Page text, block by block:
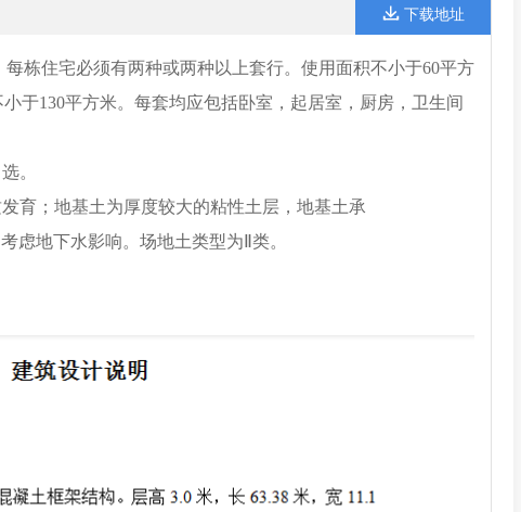
下载地址
栋住宅必须有两种或两种以上套行。使用面积不小于60平方
于130平方米。每套均应包括卧室，起居室，厨房，卫生间
。
育；地基土为厚度较大的粘性土层，地基土承
虑地下水影响。场地土类型为Ⅱ类。